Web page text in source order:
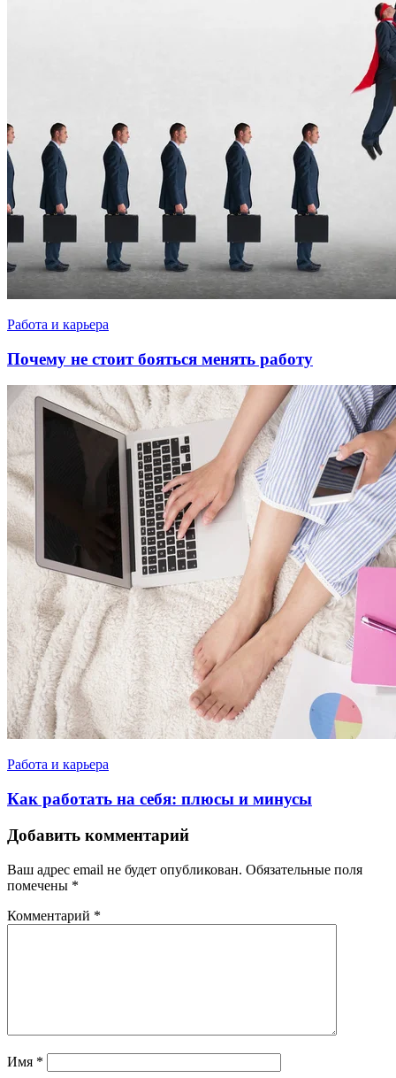
Работа и карьера
Почему не стоит бояться менять работу
Работа и карьера
Как работать на себя: плюсы и минусы
Добавить комментарий
Ваш адрес email не будет опубликован. Обязательные поля
помечены *
Комментарий *
Имя *